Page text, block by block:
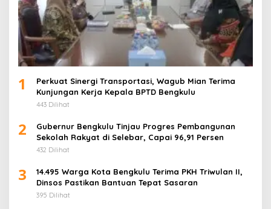
1
Perkuat Sinergi Transportasi, Wagub Mian Terima
Kunjungan Kerja Kepala BPTD Bengkulu
443 Dilihat
2
Gubernur Bengkulu Tinjau Progres Pembangunan
Sekolah Rakyat di Selebar, Capai 96,91 Persen
432 Dilihat
3
14.495 Warga Kota Bengkulu Terima PKH Triwulan II,
Dinsos Pastikan Bantuan Tepat Sasaran
395 Dilihat